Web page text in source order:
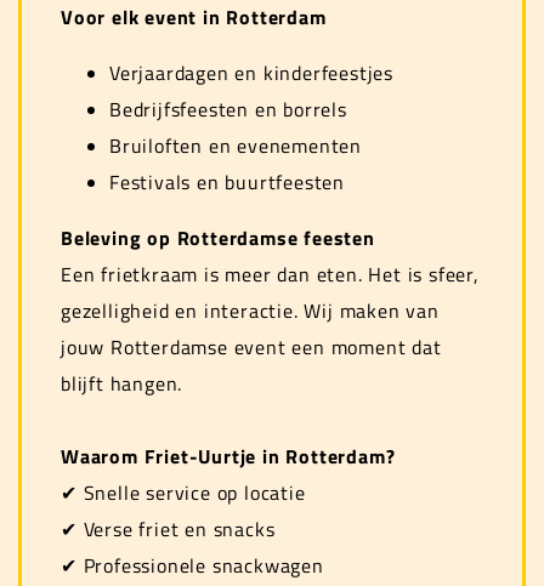
Voor elk event in Rotterdam
Verjaardagen en kinderfeestjes
Bedrijfsfeesten en borrels
Bruiloften en evenementen
Festivals en buurtfeesten
Beleving op Rotterdamse feesten
Een frietkraam is meer dan eten. Het is sfeer,
gezelligheid en interactie. Wij maken van
jouw Rotterdamse event een moment dat
blijft hangen.
Waarom Friet-Uurtje in Rotterdam?
✔ Snelle service op locatie
✔ Verse friet en snacks
✔ Professionele snackwagen